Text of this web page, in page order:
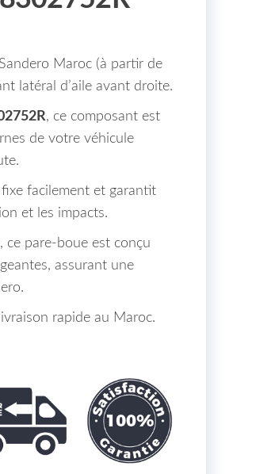
Maroc (à partir de
latéral d’aile avant droite.
, ce composant est
de votre véhicule
facilement et garantit
et les impacts.
ce pare-boue est conçu
assurant une
rapide au Maroc.